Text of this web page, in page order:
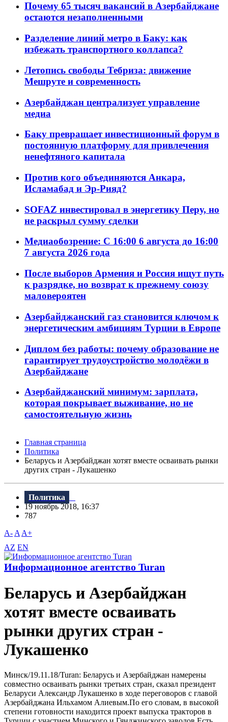
Почему 65 тысяч вакансий в Азербайджане
остаются незаполненными
Разделение линий метро в Баку: как
избежать транспортного коллапса?
Летопись свободы Тебриза: движение
Мешруте и современность
Азербайджан централизует управление
медиа
Баку превращает инвестиционный форум в
постоянную платформу для привлечения
ненефтяного капитала
Против кого объединяются Анкара,
Исламабад и Эр-Рияд?
SOFAZ инвестировал в энергетику Перу, но
не раскрыл сумму сделки
Медиаобозрение: С 16:00 6 августа до 16:00
7 августа 2026 года
После выборов Армения и Россия ищут путь
к разрядке, но возврат к прежнему союзу
маловероятен
Азербайджанский газ становится ключом к
энергетическим амбициям Турции в Европе
Диплом без работы: почему образование не
гарантирует трудоустройство молодёжи в
Азербайджане
Азербайджанский минимум: зарплата,
которая покрывает выживание, но не
самостоятельную жизнь
Главная страница
Политика
Беларусь и Азербайджан хотят вместе осваивать рынки
других стран - Лукашенко
Политика
19 ноябрь 2018, 16:37
787
A- A A+
AZ EN
Информационное агентство Turan
Беларусь и Азербайджан
хотят вместе осваивать
рынки других стран -
Лукашенко
Минск/19.11.18/Turan: Беларусь и Азербайджан намерены
совместно осваивать рынки третьих стран, сказал президент
Беларуси Александр Лукашенко в ходе переговоров с главой
Азербайджана Ильхамом Алиевым.По его словам, в высокой
степени готовности находится проект выпуска тракторов в